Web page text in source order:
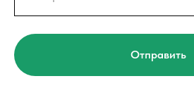
Отправить